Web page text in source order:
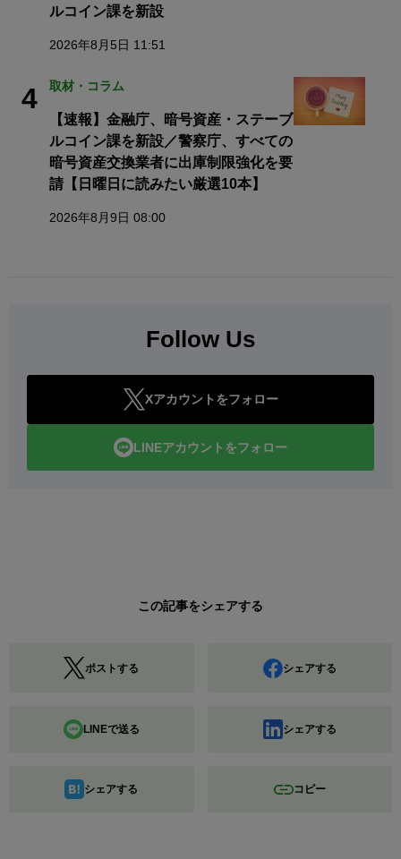
ルコイン課を新設
2026年8月5日 11:51
4 取材・コラム
【速報】金融庁、暗号資産・ステーブ
ルコイン課を新設／警察庁、すべての
暗号資産交換業者に出庫制限強化を要
請【日曜日に読みたい厳選10本】
2026年8月9日 08:00
Follow Us
Xアカウントをフォロー
LINEアカウントをフォロー
この記事をシェアする
ポストする シェアする
LINEで送る シェアする
シェアする コピー